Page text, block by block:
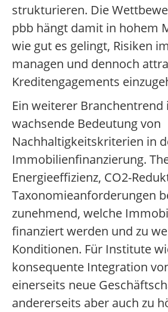
strukturieren. Die
pbb hängt damit in hohem
wie gut es gelingt, Risiken
managen und dennoch
Kreditengagements
Ein weiterer Branchentrend
wachsende Bedeutung von
Nachhaltigkeitskriterien in
Immobilienfinanzierung.
Energieeffizienz, CO2-
Taxonomieanforderungen
zunehmend, welche
finanziert werden und zu
Konditionen. Für Institute
konsequente Integration
einerseits neue
andererseits aber auch zu